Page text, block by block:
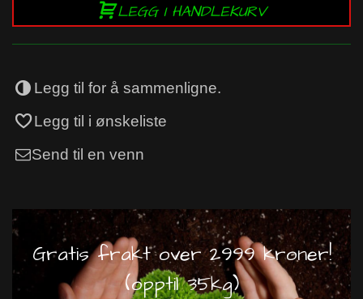
LEGG I HANDLEKURV
Legg til for å sammenligne.
Legg til i ønskeliste
Send til en venn
Gratis frakt over 2999 kroner!
(opptil 35kg)